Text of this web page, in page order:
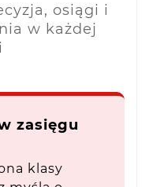
osiągi i
w każdej
zasięgu
klasy